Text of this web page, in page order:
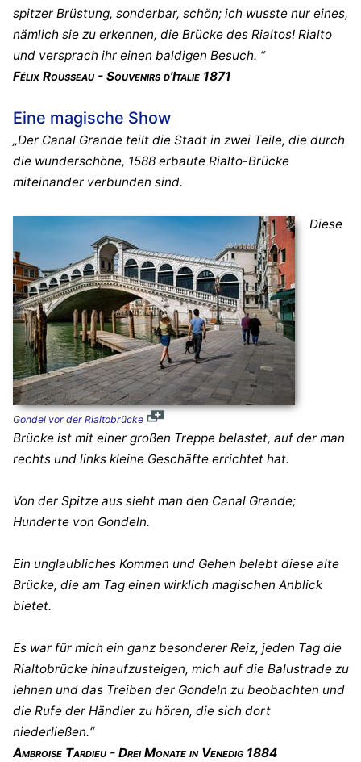
spitzer Brüstung, sonderbar, schön; ich wusste nur eines,
nämlich sie zu erkennen, die Brücke des Rialtos! Rialto
und versprach ihr einen baldigen Besuch. “
Félix Rousseau - Souvenirs d'Italie 1871
Eine magische Show
„Der Canal Grande teilt die Stadt in zwei Teile, die durch
die wunderschöne, 1588 erbaute Rialto-Brücke
miteinander verbunden sind.
Gondel vor der Rialtobrücke
Diese
Brücke ist mit einer großen Treppe belastet, auf der man
rechts und links kleine Geschäfte errichtet hat.
Von der Spitze aus sieht man den Canal Grande;
Hunderte von Gondeln.
Ein unglaubliches Kommen und Gehen belebt diese alte
Brücke, die am Tag einen wirklich magischen Anblick
bietet.
Es war für mich ein ganz besonderer Reiz, jeden Tag die
Rialtobrücke hinaufzusteigen, mich auf die Balustrade zu
lehnen und das Treiben der Gondeln zu beobachten und
die Rufe der Händler zu hören, die sich dort
niederließen.“
Ambroise Tardieu - Drei Monate in Venedig 1884